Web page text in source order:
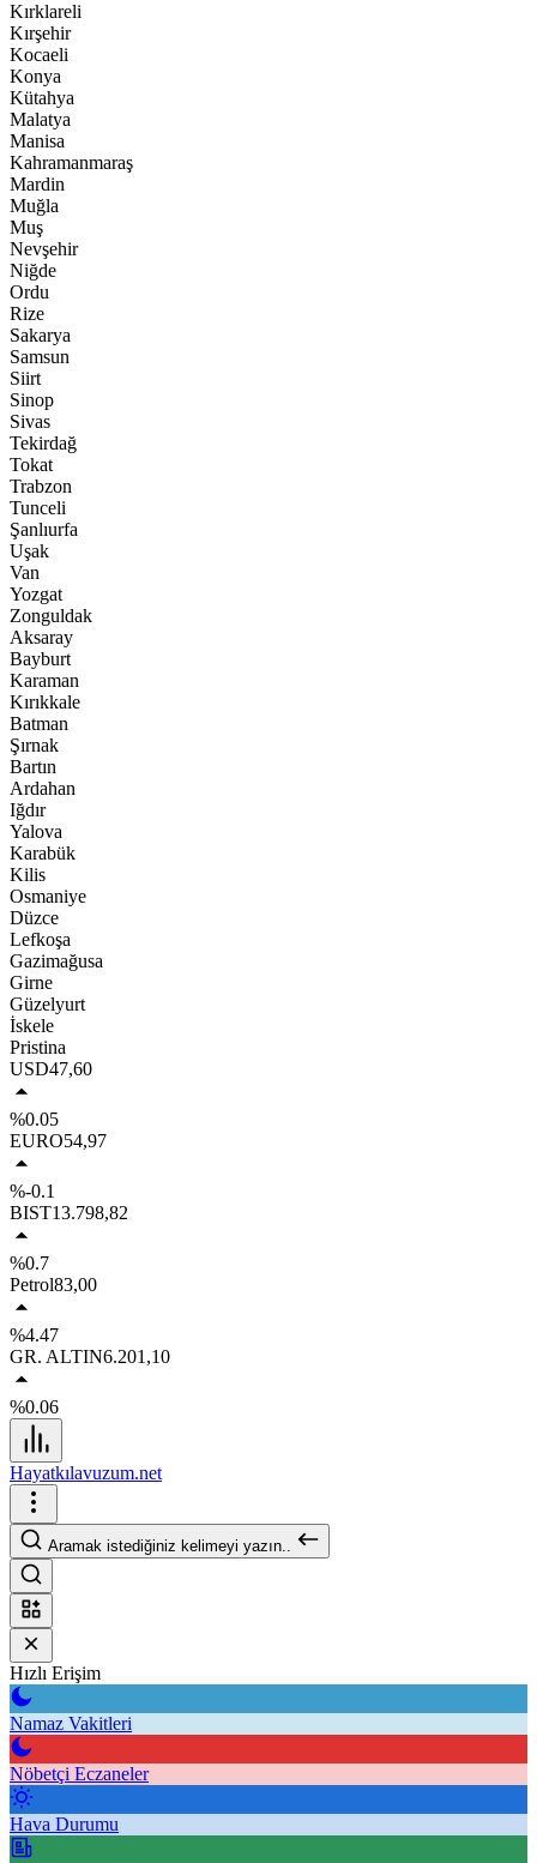
Kırklareli
Kırşehir
Kocaeli
Konya
Kütahya
Malatya
Manisa
Kahramanmaraş
Mardin
Muğla
Muş
Nevşehir
Niğde
Ordu
Rize
Sakarya
Samsun
Siirt
Sinop
Sivas
Tekirdağ
Tokat
Trabzon
Tunceli
Şanlıurfa
Uşak
Van
Yozgat
Zonguldak
Aksaray
Bayburt
Karaman
Kırıkkale
Batman
Şırnak
Bartın
Ardahan
Iğdır
Yalova
Karabük
Kilis
Osmaniye
Düzce
Lefkoşa
Gazimağusa
Girne
Güzelyurt
İskele
Pristina
USD47,60
%0.05
EURO54,97
%-0.1
BIST13.798,82
%0.7
Petrol83,00
%4.47
GR. ALTIN6.201,10
%0.06
Hayatkılavuzum.net
Aramak istediğiniz kelimeyi yazın..
Hızlı Erişim
Namaz Vakitleri
Nöbetçi Eczaneler
Hava Durumu